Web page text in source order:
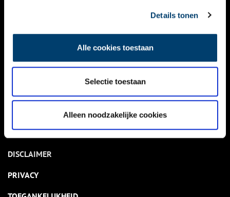
Details tonen
Alle cookies toestaan
Selectie toestaan
Alleen noodzakelijke cookies
ACTIVITEITEN
NIEUWSBRIEF
DISCLAIMER
PRIVACY